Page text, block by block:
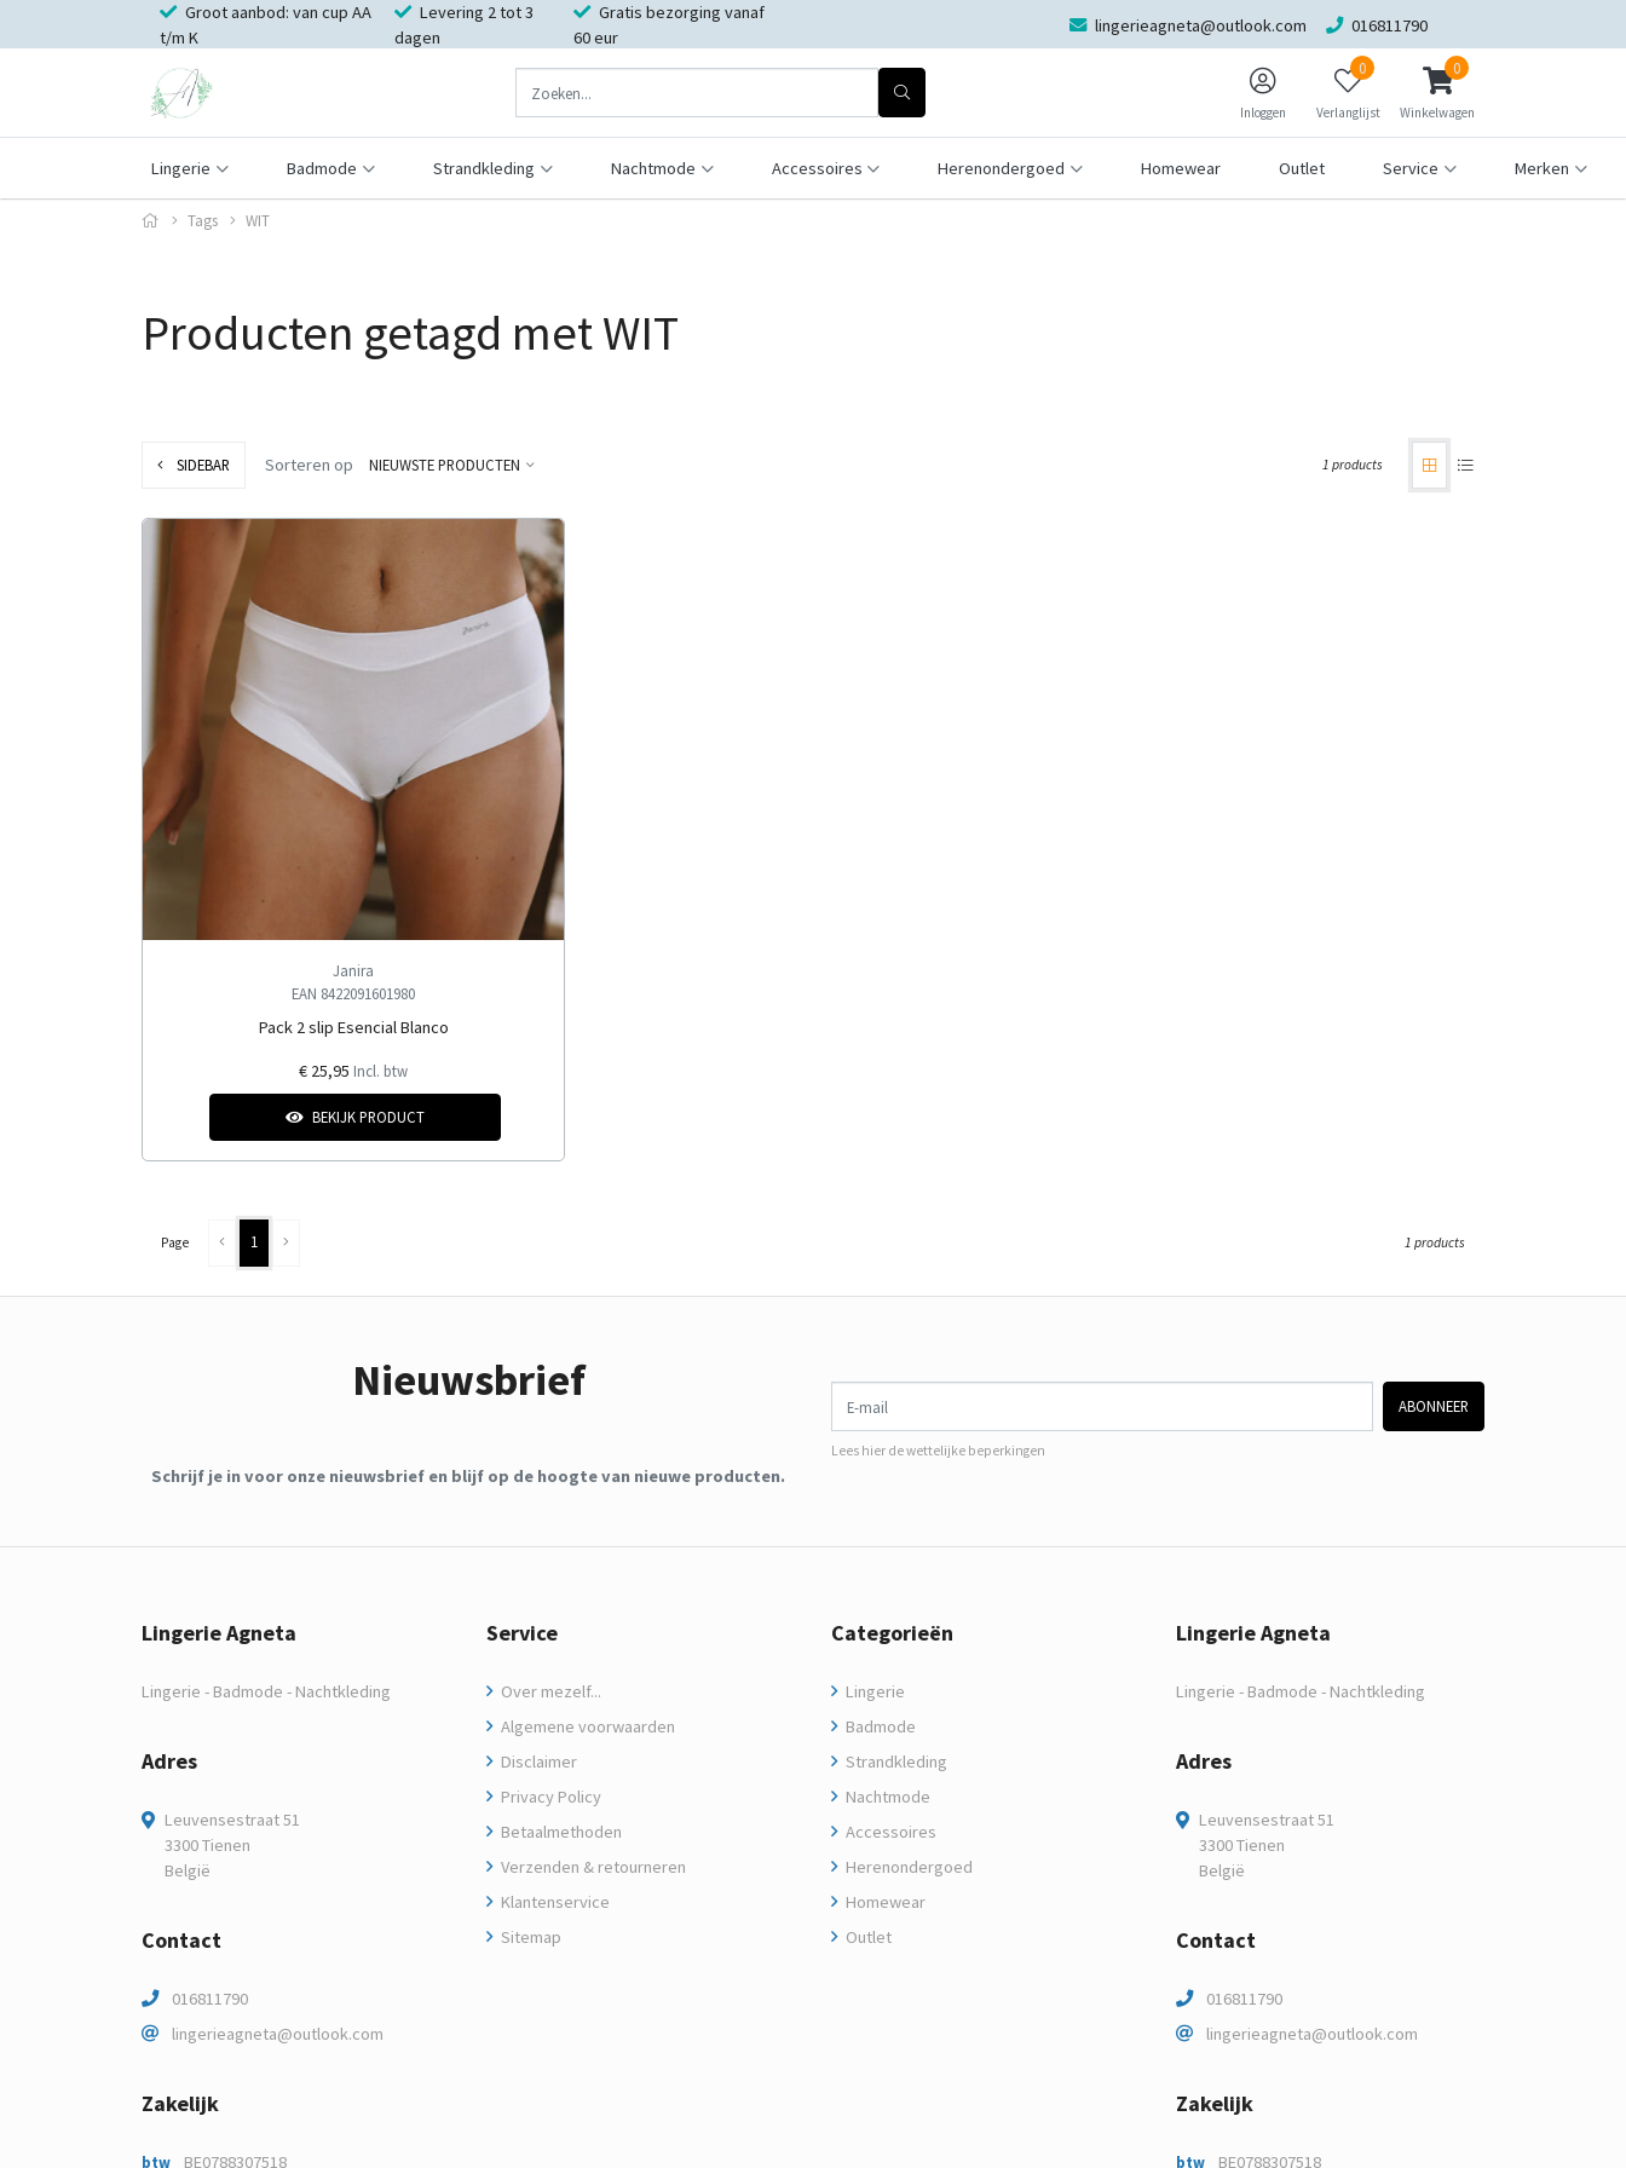
Groot aanbod: van cup AA
t/m K
Levering 2 tot 3
dagen
Gratis bezorging vanaf
60 eur
lingerieagneta@outlook.com 016811790
Inloggen
0
Verlanglijst
0
Winkelwagen
Lingerie Badmode Strandkleding Nachtmode Accessoires Herenondergoed Homewear Outlet Service Merken
Tags WIT
Producten getagd met WIT
SIDEBAR Sorteren op NIEUWSTE PRODUCTEN 1 products
Janira
EAN 8422091601980
Pack 2 slip Esencial Blanco
€ 25,95 Incl. btw
BEKIJK PRODUCT
Page 1 1 products
Nieuwsbrief
Schrijf je in voor onze nieuwsbrief en blijf op de hoogte van nieuwe producten.
E-mail
ABONNEER
Lees hier de wettelijke beperkingen
Lingerie Agneta
Lingerie - Badmode - Nachtkleding
Adres
Leuvensestraat 51
3300 Tienen
België
Contact
016811790
lingerieagneta@outlook.com
Zakelijk
btw BE0788307518
Service
Over mezelf...
Algemene voorwaarden
Disclaimer
Privacy Policy
Betaalmethoden
Verzenden & retourneren
Klantenservice
Sitemap
Categorieën
Lingerie
Badmode
Strandkleding
Nachtmode
Accessoires
Herenondergoed
Homewear
Outlet
Lingerie Agneta
Lingerie - Badmode - Nachtkleding
Adres
Leuvensestraat 51
3300 Tienen
België
Contact
016811790
lingerieagneta@outlook.com
Zakelijk
btw BE0788307518